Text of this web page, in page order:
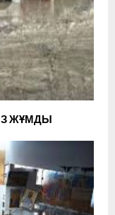
ЖҰМДЫ